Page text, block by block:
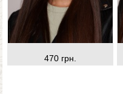
470 грн.